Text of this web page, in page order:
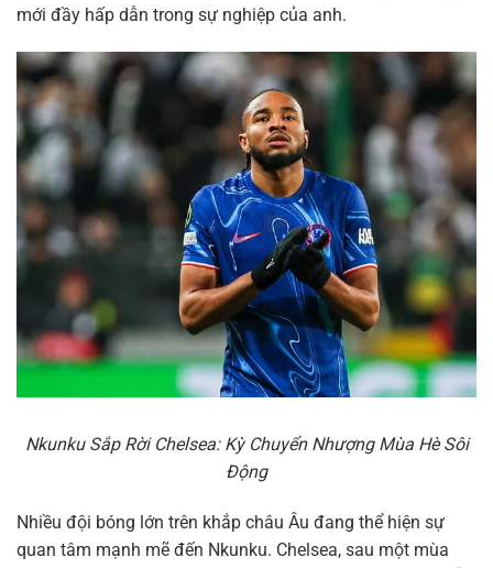
mới đầy hấp dẫn trong sự nghiệp của anh.
Nkunku Sắp Rời Chelsea: Kỳ Chuyển Nhượng Mùa Hè Sôi
Động
Nhiều đội bóng lớn trên khắp châu Âu đang thể hiện sự
quan tâm mạnh mẽ đến Nkunku. Chelsea, sau một mùa